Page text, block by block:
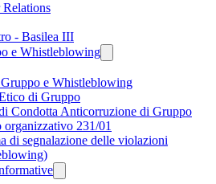
- Basilea III
e Whistleblowing
e Whistleblowing
di Gruppo
Condotta Anticorruzione di Gruppo
231/01
di segnalazione delle violazioni